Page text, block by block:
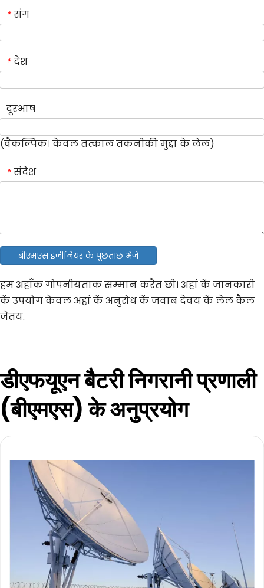
* संग
* देश
दूरभाष
(वैकल्पिक। केवल तत्काल तकनीकी मुद्दा के लेल)
* संदेश
बीएमएस इंजीनियर के पूछताछ भेजें
हम अहाँक गोपनीयताक सम्मान करैत छी। अहां कें जानकारी
कें उपयोग केवल अहां कें अनुरोध कें जवाब देवय कें लेल कैल
जेतय.
डीएफयूएन बैटरी निगरानी प्रणाली
(बीएमएस) के अनुप्रयोग